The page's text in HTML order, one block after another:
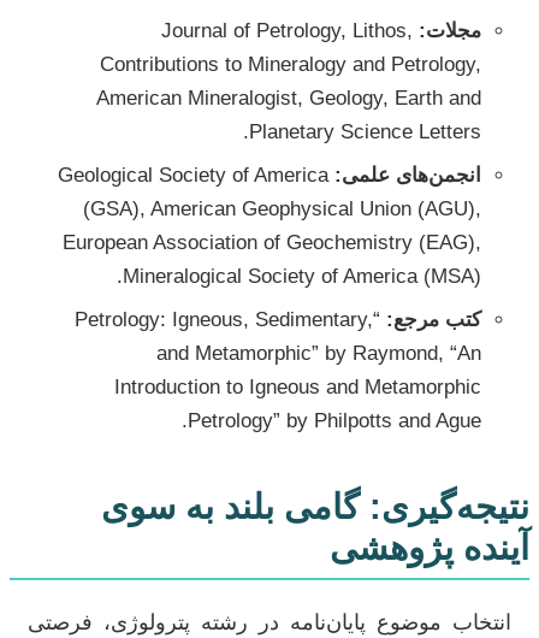
مجلات: Journal of Petrology, Lithos,
Contributions to Mineralogy and Petrology,
American Mineralogist, Geology, Earth and
Planetary Science Letters.
انجمن‌های علمی: Geological Society of America
(GSA), American Geophysical Union (AGU),
European Association of Geochemistry (EAG),
Mineralogical Society of America (MSA).
کتب مرجع:
“Petrology: Igneous, Sedimentary,
and Metamorphic” by Raymond, “An
Introduction to Igneous and Metamorphic
Petrology” by Philpotts and Ague.
نتیجه‌گیری: گامی بلند به سوی
آینده پژوهشی
انتخاب موضوع پایان‌نامه در رشته پترولوژی، فرصتی